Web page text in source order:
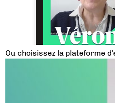
Ou choisissez la plateforme